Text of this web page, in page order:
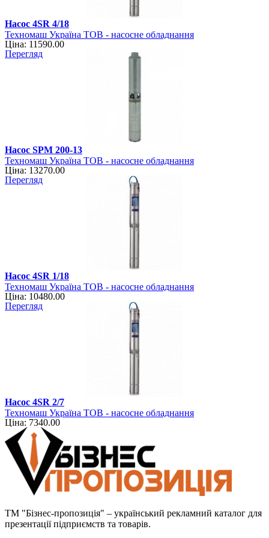
Насос 4SR 4/18
Техномаш Україна ТОВ - насосне обладнання
Ціна: 11590.00
Перегляд
Насос SPM 200-13
Техномаш Україна ТОВ - насосне обладнання
Ціна: 13270.00
Перегляд
Насос 4SR 1/18
Техномаш Україна ТОВ - насосне обладнання
Ціна: 10480.00
Перегляд
Насос 4SR 2/7
Техномаш Україна ТОВ - насосне обладнання
Ціна: 7340.00
ТМ "Бізнес-пропозиція" – український рекламний каталог для
презентації підприємств та товарів.